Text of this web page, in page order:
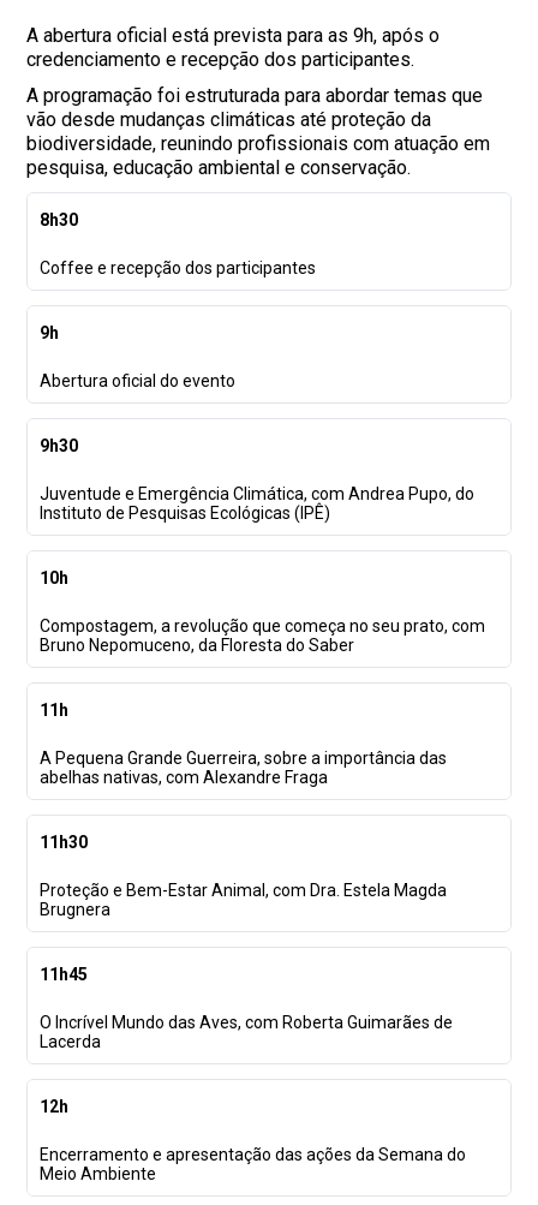
A abertura oficial está prevista para as 9h, após o
credenciamento e recepção dos participantes.
A programação foi estruturada para abordar temas que
vão desde mudanças climáticas até proteção da
biodiversidade, reunindo profissionais com atuação em
pesquisa, educação ambiental e conservação.
8h30
Coffee e recepção dos participantes
9h
Abertura oficial do evento
9h30
Juventude e Emergência Climática, com Andrea Pupo, do
Instituto de Pesquisas Ecológicas (IPÊ)
10h
Compostagem, a revolução que começa no seu prato, com
Bruno Nepomuceno, da Floresta do Saber
11h
A Pequena Grande Guerreira, sobre a importância das
abelhas nativas, com Alexandre Fraga
11h30
Proteção e Bem-Estar Animal, com Dra. Estela Magda
Brugnera
11h45
O Incrível Mundo das Aves, com Roberta Guimarães de
Lacerda
12h
Encerramento e apresentação das ações da Semana do
Meio Ambiente